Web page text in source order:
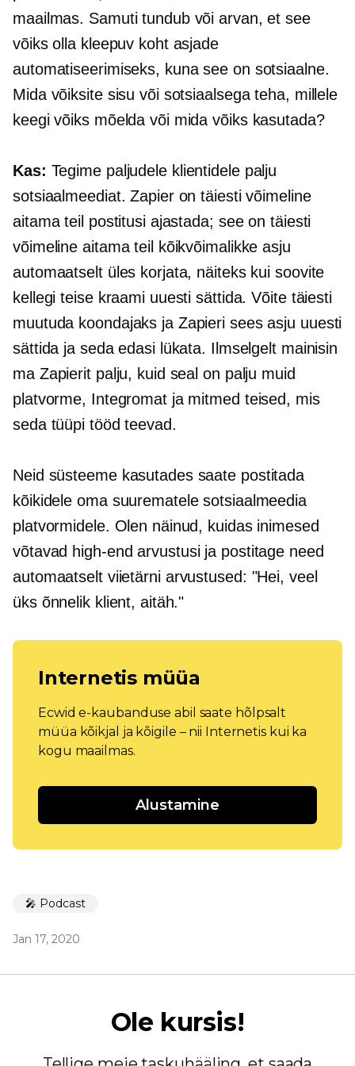
maailmas. Samuti tundub või arvan, et see
võiks olla kleepuv koht asjade
automatiseerimiseks, kuna see on sotsiaalne.
Mida võiksite sisu või sotsiaalsega teha, millele
keegi võiks mõelda või mida võiks kasutada?
Kas: Tegime paljudele klientidele palju
sotsiaalmeediat. Zapier on täiesti võimeline
aitama teil postitusi ajastada; see on täiesti
võimeline aitama teil kõikvõimalikke asju
automaatselt üles korjata, näiteks kui soovite
kellegi teise kraami uuesti sättida. Võite täiesti
muutuda koondajaks ja Zapieri sees asju uuesti
sättida ja seda edasi lükata. Ilmselgelt mainisin
ma Zapierit palju, kuid seal on palju muid
platvorme, Integromat ja mitmed teised, mis
seda tüüpi tööd teevad.
Neid süsteeme kasutades saate postitada
kõikidele oma suurematele sotsiaalmeedia
platvormidele. Olen näinud, kuidas inimesed
võtavad high-end arvustusi ja postitage need
automaatselt viietärniarvustused: "Hei, veel
üks õnnelik klient, aitäh."
Internetis müüa
Ecwid e-kaubanduse abil saate hõlpsalt
müüa kõikjal ja kõigile – nii Internetis kui ka
kogu maailmas.
Alustamine
🎤 Podcast
Jan 17, 2020
Ole kursis!